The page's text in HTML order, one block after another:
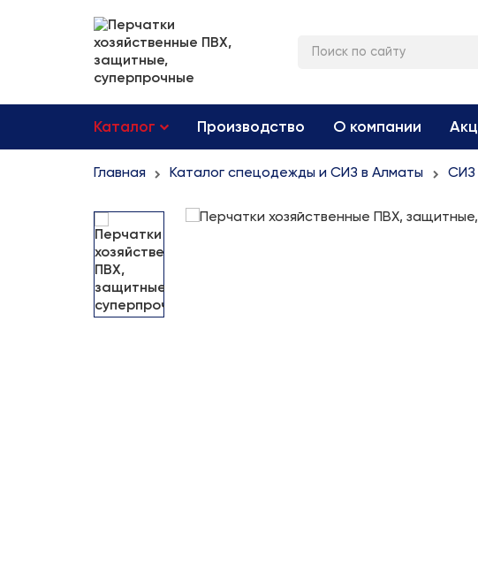
Каталог Производство О компании
Главная Каталог спецодежды и СИЗ в Алматы СИЗ